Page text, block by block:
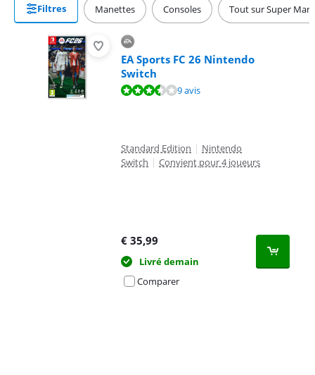
Filtres Manettes Consoles Tout sur Super
EA Sports FC 26 Nintendo
Switch
La note est de 7,3 sur 10, basée sur 9 avis.9 avis
Standard Edition | Nintendo
Switch | Convient pour 4 joueurs
€ 35,99
Livré demain
Comparer